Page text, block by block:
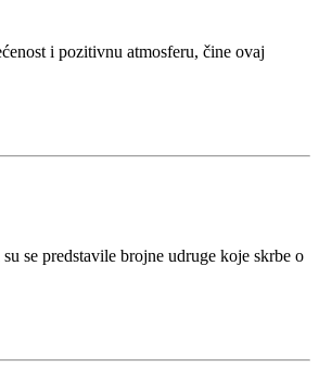
i pozitivnu atmosferu, čine ovaj
se predstavile brojne udruge koje skrbe o